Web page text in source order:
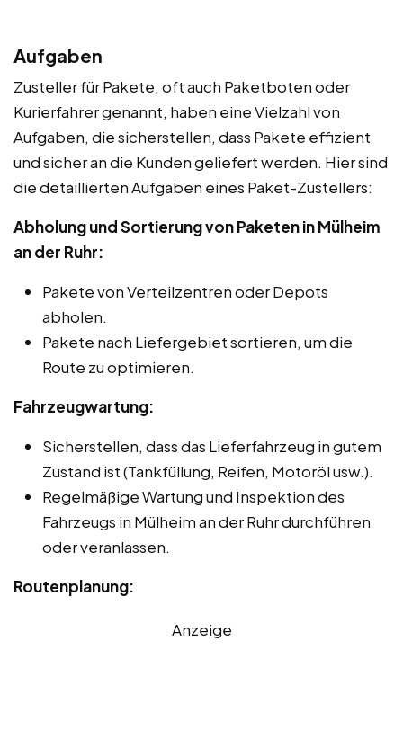
Aufgaben
Zusteller für Pakete, oft auch Paketboten oder
Kurierfahrer genannt, haben eine Vielzahl von
Aufgaben, die sicherstellen, dass Pakete effizient
und sicher an die Kunden geliefert werden. Hier sind
die detaillierten Aufgaben eines Paket-Zustellers:
Abholung und Sortierung von Paketen in Mülheim
an der Ruhr:
Pakete von Verteilzentren oder Depots
abholen.
Pakete nach Liefergebiet sortieren, um die
Route zu optimieren.
Fahrzeugwartung:
Sicherstellen, dass das Lieferfahrzeug in gutem
Zustand ist (Tankfüllung, Reifen, Motoröl usw.).
Regelmäßige Wartung und Inspektion des
Fahrzeugs in Mülheim an der Ruhr durchführen
oder veranlassen.
Routenplanung:
Anzeige